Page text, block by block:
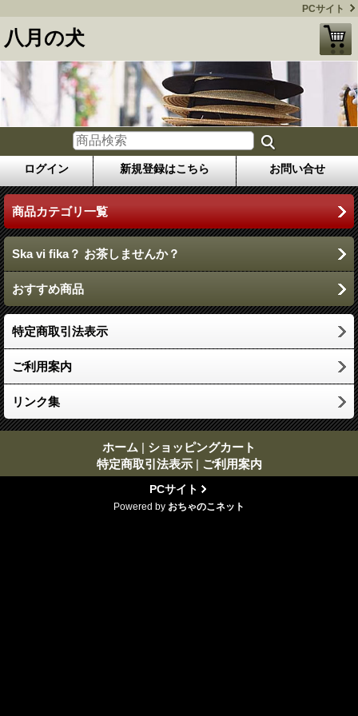
PCサイト
八月の犬
ログイン 新規登録はこちら お問い合せ
商品カテゴリ一覧
Ska vi fika？ お茶しませんか？
おすすめ商品
特定商取引法表示
ご利用案内
リンク集
ホーム | ショッピングカート
特定商取引法表示 | ご利用案内
PCサイト
Powered by おちゃのこネット